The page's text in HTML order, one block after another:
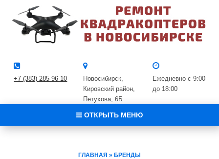
Ежедневно с 9:00
до 18:00
Новосибирск,
Кировский район, ​
Петухова, 6Б
+7 (383) 285-96-10
ОТКРЫТЬ МЕНЮ
ГЛАВНАЯ » БРЕНДЫ